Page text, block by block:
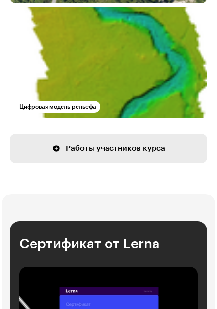
Цифровая модель рельефа
Работы участников курса
Сертификат от Lerna